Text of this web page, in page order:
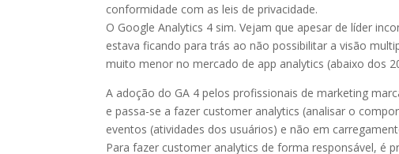
conformidade com as leis de privacidade.
O Google Analytics 4 sim. Vejam que apesar de líder
estava ficando para trás ao não possibilitar a visão
muito menor no mercado de app analytics (abaixo dos
A adoção do GA 4 pelos profissionais de marketing
e passa-se a fazer customer analytics (analisar o
eventos (atividades dos usuários) e não em
Para fazer customer analytics de forma responsável, é